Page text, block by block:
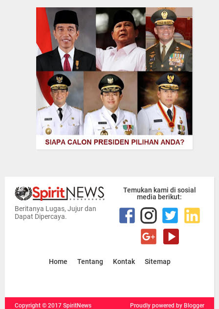
Beritanya Lugas, Jujur dan
Dapat Dipercaya.
Temukan kami di sosial
media berikut:
Home Tentang Kontak Sitemap
Copyright © 2017 SpiritNews Proudly powered by Blogger